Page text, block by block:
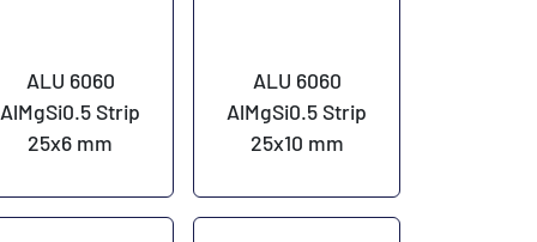
ALU 6060
AlMgSi0.5 Strip
25x6 mm
ALU 6060
AlMgSi0.5 Strip
25x10 mm